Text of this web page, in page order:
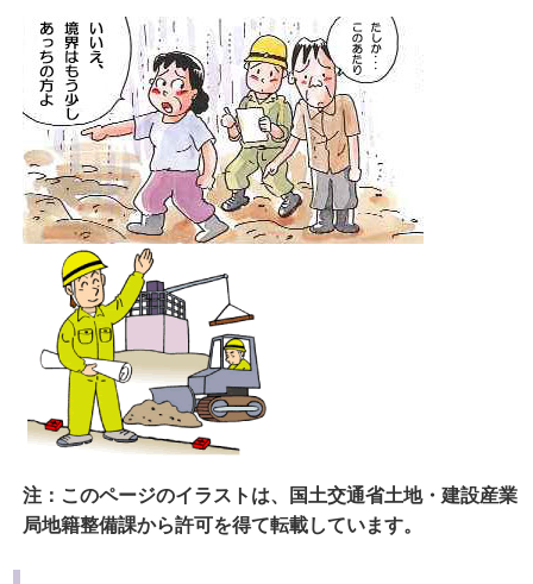
注：このページのイラストは、国土交通省土地・建設産業
局地籍整備課から許可を得て転載しています。